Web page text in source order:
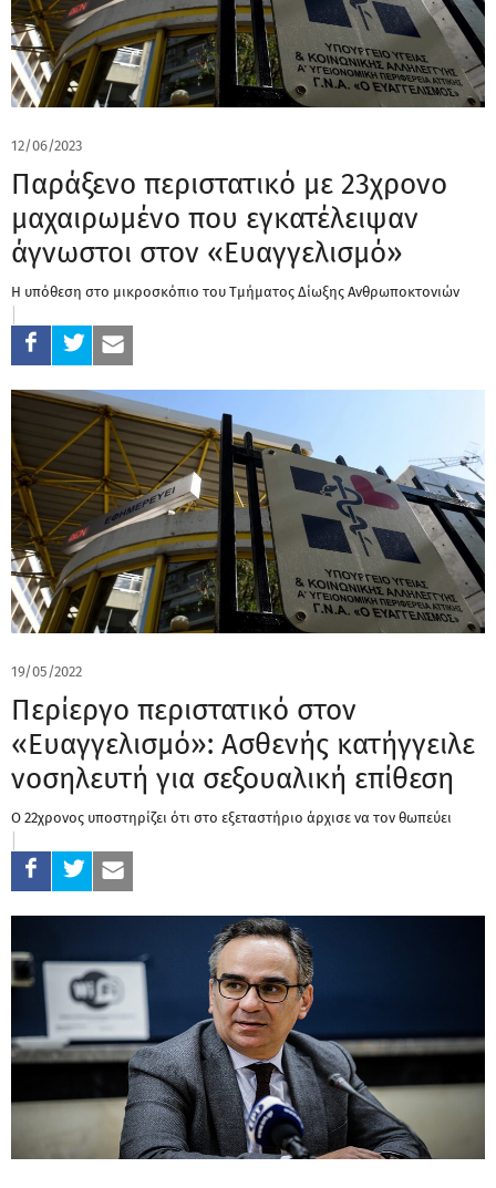
12/06/2023
Παράξενο περιστατικό με 23χρονο
μαχαιρωμένο που εγκατέλειψαν
άγνωστοι στον «Ευαγγελισμό»
Η υπόθεση στο μικροσκόπιο του Τμήματος Δίωξης Ανθρωποκτονιών
19/05/2022
Περίεργο περιστατικό στον
«Ευαγγελισμό»: Ασθενής κατήγγειλε
νοσηλευτή για σεξουαλική επίθεση
Ο 22χρονος υποστηρίζει ότι στο εξεταστήριο άρχισε να τον θωπεύει